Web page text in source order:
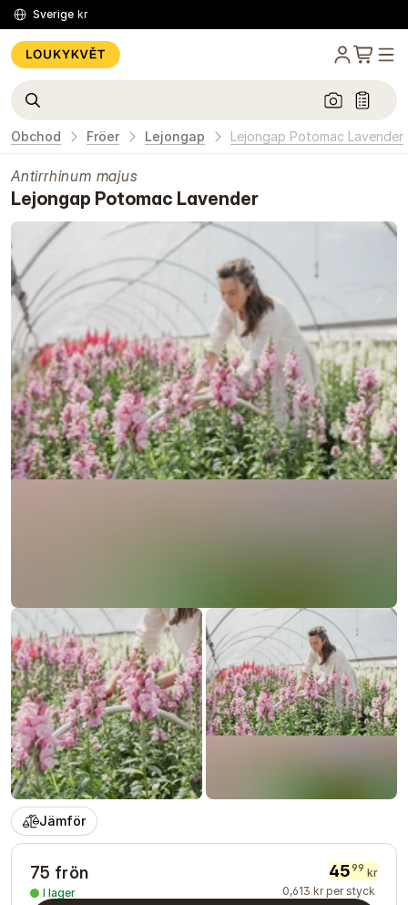
Sverige kr
Obchod Fröer Lejongap Lejongap Potomac Lavender
Antirrhinum majus
Lejongap Potomac Lavender
Jämför
75 frön
I lager
4599 kr
0,613 kr per styck